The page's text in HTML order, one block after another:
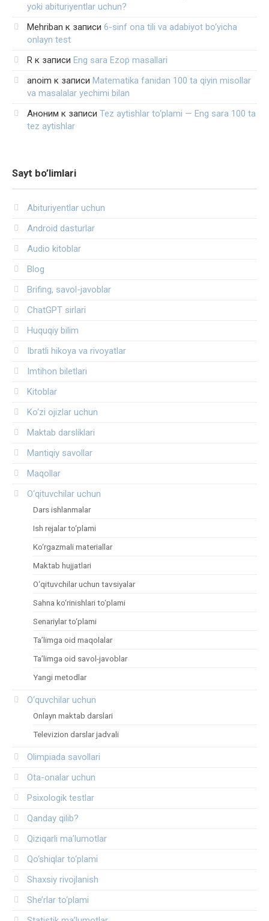
yoki abituriyentlar uchun?
Mehriban к записи 6-sinf ona tili va adabiyot bo‘yicha
onlayn test
R к записи Eng sara Ezop masallari
anoim к записи Matematika fanidan 100 ta qiyin misollar
va masalalar yechimi bilan
Аноним к записи Tez aytishlar to‘plami — Eng sara 100 ta
tez aytishlar
Sayt bo’limlari
Abituriyentlar uchun
Android dasturlar
Audio kitoblar
Blog
Brifing, savol-javoblar
ChatGPT sirlari
Huquqiy bilim
Ibratli hikoya va rivoyatlar
Imtihon biletlari
Kitoblar
Ko‘zi ojizlar uchun
Maktab darsliklari
Mantiqiy savollar
Maqollar
O‘qituvchilar uchun
Dars ishlanmalar
Ish rejalar to‘plami
Ko‘rgazmali materiallar
Maktab hujjatlari
O‘qituvchilar uchun tavsiyalar
Sahna ko‘rinishlari to‘plami
Senariylar to‘plami
Ta’limga oid maqolalar
Ta’limga oid savol-javoblar
Yangi metodlar
O‘quvchilar uchun
Onlayn maktab darslari
Televizion darslar jadvali
Olimpiada savollari
Ota-onalar uchun
Psixologik testlar
Qanday qilib?
Qiziqarli ma’lumotlar
Qo‘shiqlar to‘plami
Shaxsiy rivojlanish
She’rlar to‘plami